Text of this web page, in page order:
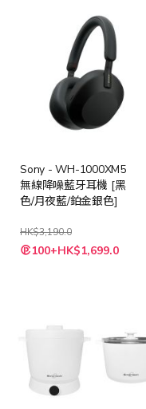
Sony - WH-1000XM5
無線降噪藍牙耳機 [黑
色/月夜藍/鉑金銀色]
HK$3,190.0
100+HK$1,699.0